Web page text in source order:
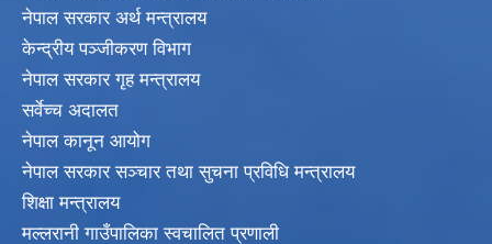
नेपाल सरकार अर्थ मन्त्रालय
केन्द्रीय पञ्जीकरण विभाग
नेपाल सरकार गृह मन्त्रालय
सर्वेच्च अदालत
नेपाल कानून आयोग
नेपाल सरकार सञ्चार तथा सुचना प्रविधि मन्त्रालय
शिक्षा मन्त्रालय
मल्लरानी गाउँपालिका स्वचालित प्रणाली